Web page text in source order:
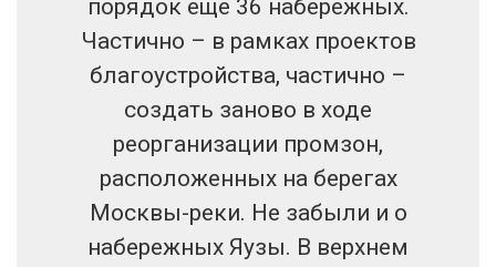
порядок еще 36 набережных.
Частично – в рамках проектов
благоустройства, частично –
создать заново в ходе
реорганизации промзон,
расположенных на берегах
Москвы-реки. Не забыли и о
набережных Яузы. В верхнем